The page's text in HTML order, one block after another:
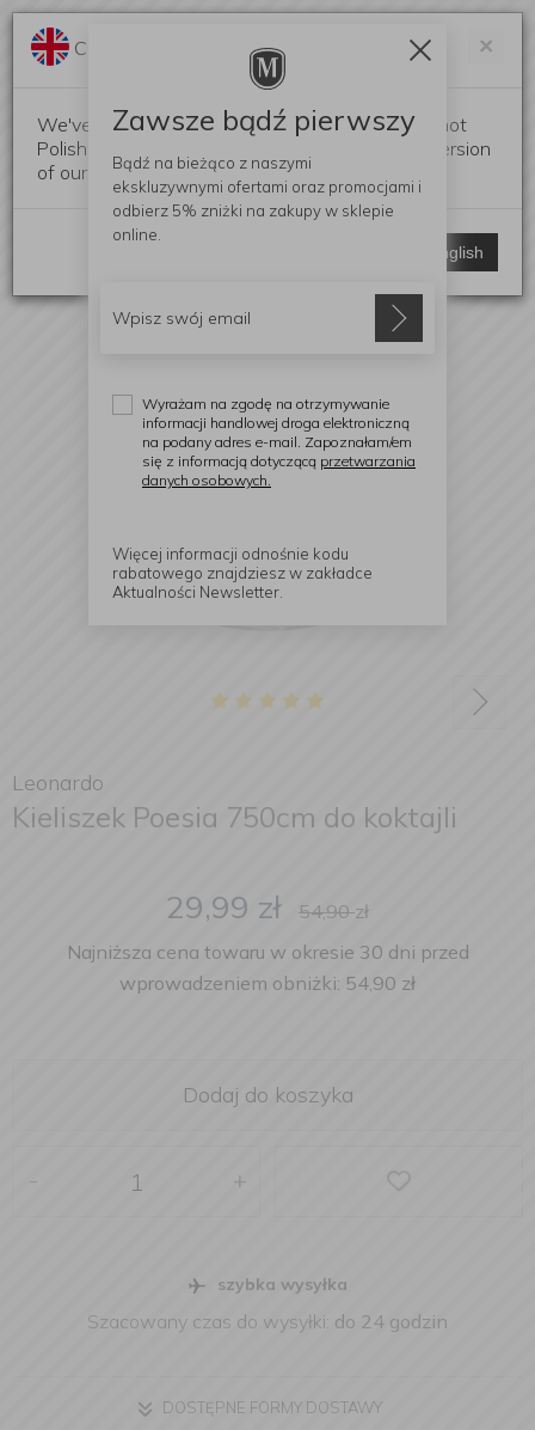
Leonardo
Kieliszek Poesia 750cm do koktajli
29,99 zł 54,90zł
Najniższa cena towaru w okresie 30 dni przed
wprowadzeniem obniżki: 54,90 zł
Dodaj do koszyka
- +
szybka wysyłka
Szacowany czas do wysyłki: do 24 godzin
DOSTĘPNE FORMY DOSTAWY
×
Change language?
We've detected that your browser language is not
Polish. Would you like to switch to the English version
of our website?
Switch to English
Zawsze bądź pierwszy
Bądź na bieżąco z naszymi
ekskluzywnymi ofertami oraz promocjami i
odbierz 5% zniżki na zakupy w sklepie
online.
Wyrażam na zgodę na otrzymywanie
informacji handlowej droga elektroniczną
na podany adres e-mail. Zapoznałam/em
się z informacją dotyczącą przetwarzania
danych osobowych.
Więcej informacji odnośnie kodu
rabatowego znajdziesz w zakładce
Aktualności Newsletter.